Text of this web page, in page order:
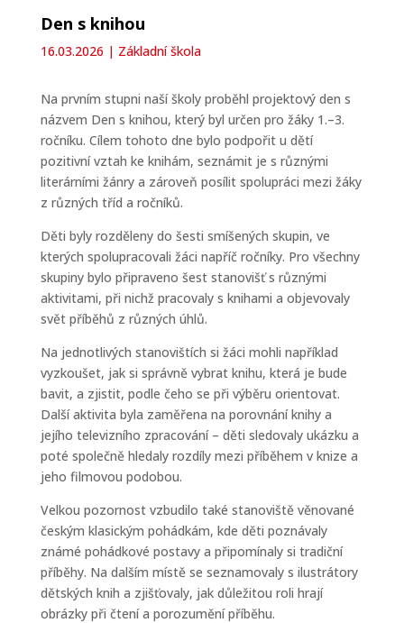
Den s knihou
16.03.2026 | Základní škola
Na prvním stupni naší školy proběhl projektový den s
názvem Den s knihou, který byl určen pro žáky 1.–3.
ročníku. Cílem tohoto dne bylo podpořit u dětí
pozitivní vztah ke knihám, seznámit je s různými
literárními žánry a zároveň posílit spolupráci mezi žáky
z různých tříd a ročníků.
Děti byly rozděleny do šesti smíšených skupin, ve
kterých spolupracovali žáci napříč ročníky. Pro všechny
skupiny bylo připraveno šest stanovišť s různými
aktivitami, při nichž pracovaly s knihami a objevovaly
svět příběhů z různých úhlů.
Na jednotlivých stanovištích si žáci mohli například
vyzkoušet, jak si správně vybrat knihu, která je bude
bavit, a zjistit, podle čeho se při výběru orientovat.
Další aktivita byla zaměřena na porovnání knihy a
jejího televizního zpracování – děti sledovaly ukázku a
poté společně hledaly rozdíly mezi příběhem v knize a
jeho filmovou podobou.
Velkou pozornost vzbudilo také stanoviště věnované
českým klasickým pohádkám, kde děti poznávaly
známé pohádkové postavy a připomínaly si tradiční
příběhy. Na dalším místě se seznamovaly s ilustrátory
dětských knih a zjišťovaly, jak důležitou roli hrají
obrázky při čtení a porozumění příběhu.